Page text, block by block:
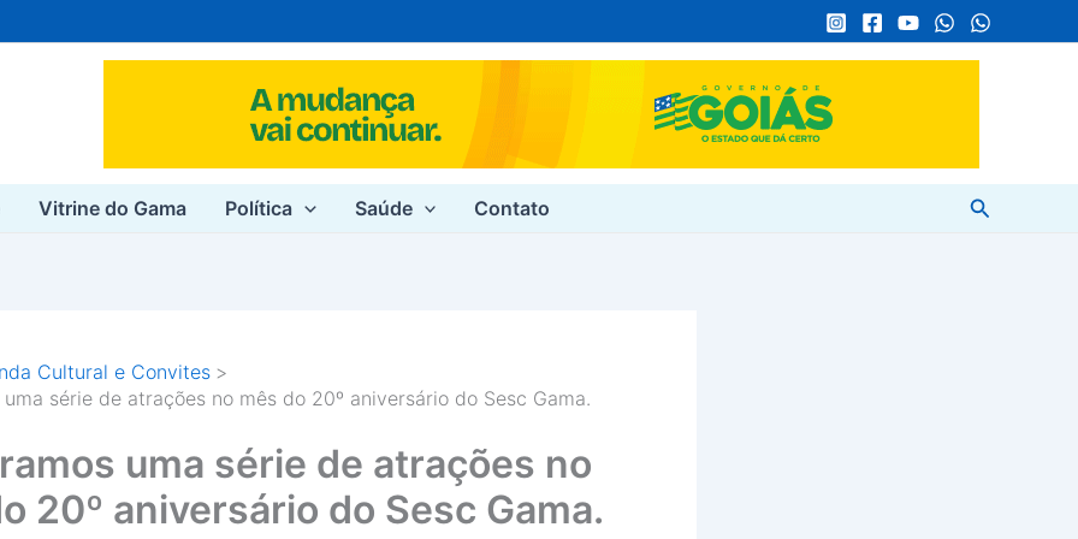
Vitrine do Gama Política Saúde Contato Pesquisar
Cultural e Convites
série de atrações no mês do 20º aniversário do Sesc Gama.
uma série de atrações no
20º aniversário do Sesc Gama.